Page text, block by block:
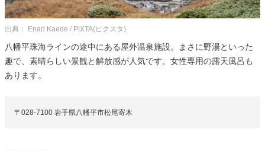
出典： Enari Kaede / PIXTA(ピクスタ)
八幡平珠海ラインの途中にある屋外温泉施設。まさに野湯といった
趣で、素晴らしい景観と解放感が人気です。女性専用の露天風呂も
あります。
〒028-7100 岩手県八幡平市松尾寄木